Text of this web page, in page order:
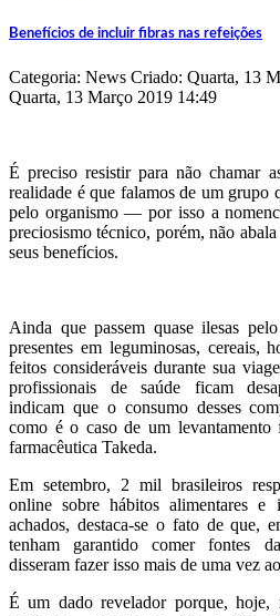
Benefícios de incluir fibras nas refeições
Categoria: News Criado: Quarta, 13
Quarta, 13 Março 2019 14:49
É preciso resistir para não chamar
realidade é que falamos de um grupo
pelo organismo — por isso a
preciosismo técnico, porém, não
seus benefícios.
Ainda que passem quase ilesas
presentes em leguminosas, cereais,
feitos consideráveis durante sua
profissionais de saúde ficam
indicam que o consumo desses
como é o caso de um
farmacêutica Takeda.
Em setembro, 2 mil brasileiros
online sobre hábitos alimentares e
achados, destaca-se o fato de que,
tenham garantido comer fontes
disseram fazer isso mais de uma vez
É um dado revelador porque, hoje,